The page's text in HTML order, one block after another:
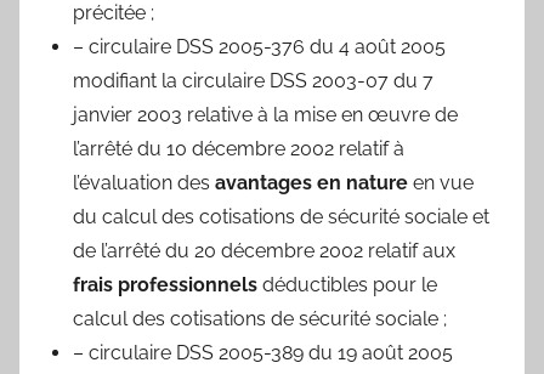
précitée ;
– circulaire DSS 2005-376 du 4 août 2005
modifiant la circulaire DSS 2003-07 du 7
janvier 2003 relative à la mise en œuvre de
l’arrêté du 10 décembre 2002 relatif à
l’évaluation des avantages en nature en vue
du calcul des cotisations de sécurité sociale et
de l’arrêté du 20 décembre 2002 relatif aux
frais professionnels déductibles pour le
calcul des cotisations de sécurité sociale ;
– circulaire DSS 2005-389 du 19 août 2005